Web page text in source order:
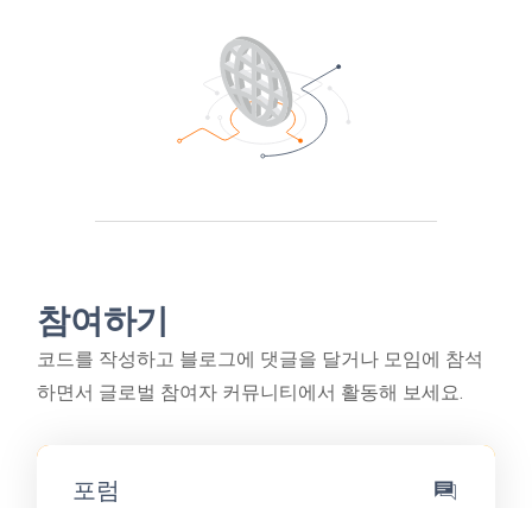
참여하기
코드를 작성하고 블로그에 댓글을 달거나 모임에 참석
하면서 글로벌 참여자 커뮤니티에서 활동해 보세요.
포럼